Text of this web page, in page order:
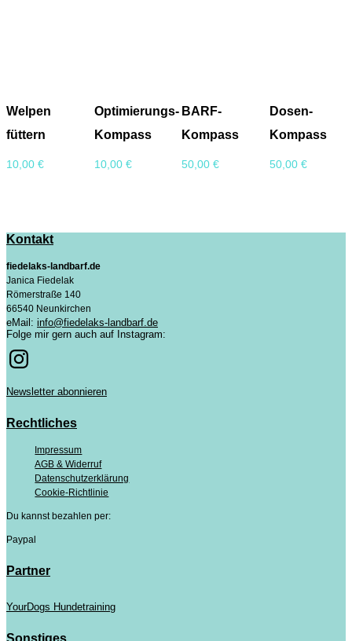
Welpen
füttern
10,00 €
Optimierungs-
Kompass
10,00 €
BARF-
Kompass
50,00€
Dosen-
Kompass
50,00 €
Kontakt
fiedelaks-landbarf.de
Janica Fiedelak
Römerstraße 140
66540 Neunkirchen
eMail: info@fiedelaks-landbarf.de
Folge mir gern auch auf Instagram:
Newsletter abonnieren
Rechtliches
Impressum
AGB & Widerruf
Datenschutzerklärung
Cookie-Richtlinie
Du kannst bezahlen per:
Paypal
Partner
YourDogs Hundetraining
Sonstiges